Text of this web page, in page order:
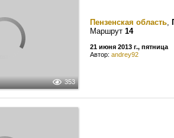
353
Пензенская область,
Маршрут 14
21 июня 2013 г., пятница
Автор: andrey92